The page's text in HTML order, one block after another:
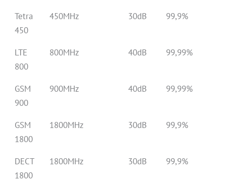
Tetra
450
450MHz 30dB 99,9%
LTE
800
800MHz 40dB 99,99%
GSM
900
900MHz 40dB 99,99%
GSM
1800
1800MHz 30dB 99,9%
DECT
1800
1800MHz 30dB 99,9%